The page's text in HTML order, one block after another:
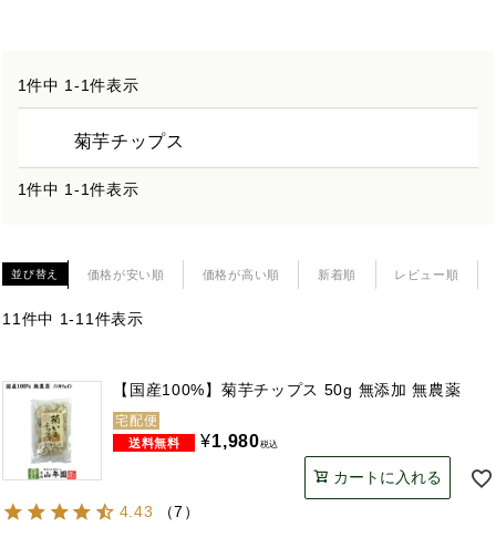
1件中 1-1件表示
菊芋チップス
1件中 1-1件表示
並び替え 価格が安い順 価格が高い順 新着順 レビュー順
11 件中 1-11 件表示
【国産100%】菊芋チップス 50g 無添加 無農薬
宅配便
¥1,980税込
カートに入れる
4.43
（7 ）